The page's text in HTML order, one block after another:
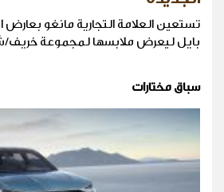
تستعين العلامة التجارية مانغو بعارض
بايل ليعرض ملابسها لمجموعة خريف/شتاء ٢٠١٥
سباق مختارات